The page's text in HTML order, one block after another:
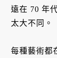
遠在 70 年
太大不同。
每種藝術都